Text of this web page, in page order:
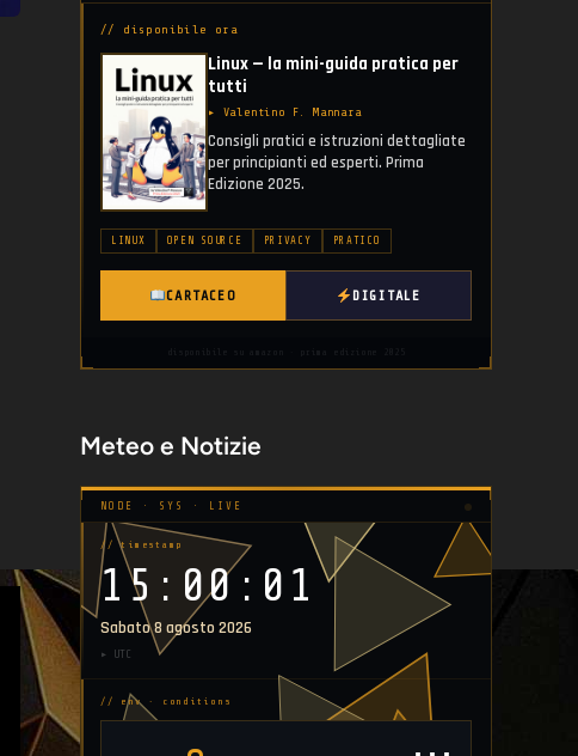
// disponibile ora
Linux — la mini-guida pratica per
tutti
▸ Valentino F. Mannara
Consigli pratici e istruzioni dettagliate
per principianti ed esperti. Prima
Edizione 2025.
LINUX OPEN SOURCE PRIVACY PRATICO
CARTACEO DIGITALE
Meteo e Notizie
NODE · SYS · LIVE
// timestamp
15:00:03
Sabato 8 agosto 2026
▸ UTC
// env · conditions